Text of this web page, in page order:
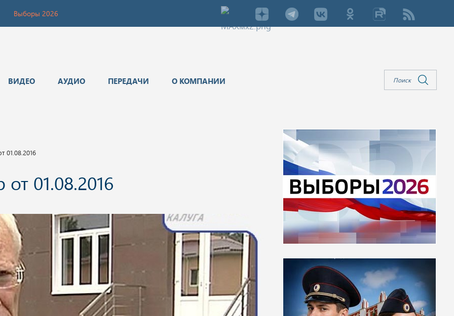
Выборы 2026
ВИДЕО АУДИО ПЕРЕДАЧИ О КОМПАНИИ
01.08.2016
01.08.2016